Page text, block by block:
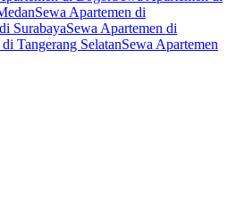
Sewa Apartemen di
SurabayaSewa Apartemen di
Tangerang SelatanSewa Apartemen